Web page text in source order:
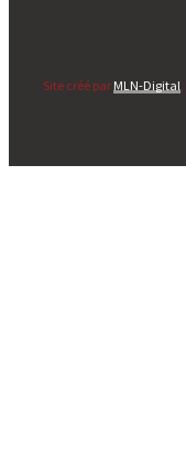
Site créé par MLN-Digital